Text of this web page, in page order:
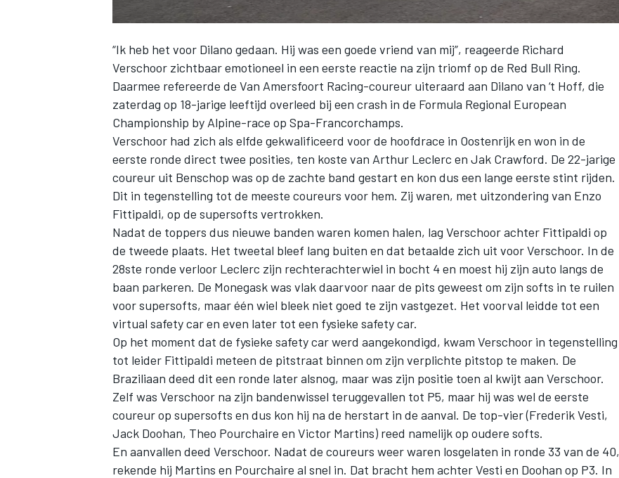
“Ik heb het voor Dilano gedaan. Hij was een goede vriend van mij”, reageerde Richard
Verschoor zichtbaar emotioneel in een eerste reactie na zijn triomf op de Red Bull Ring.
Daarmee refereerde de Van Amersfoort Racing-coureur uiteraard aan Dilano van ‘t Hoff, die
zaterdag op 18-jarige leeftijd overleed bij een crash in de Formula Regional European
Championship by Alpine-race op Spa-Francorchamps.
Verschoor had zich als elfde gekwalificeerd voor de hoofdrace in Oostenrijk en won in de
eerste ronde direct twee posities, ten koste van Arthur Leclerc en Jak Crawford. De 22-jarige
coureur uit Benschop was op de zachte band gestart en kon dus een lange eerste stint rijden.
Dit in tegenstelling tot de meeste coureurs voor hem. Zij waren, met uitzondering van Enzo
Fittipaldi, op de supersofts vertrokken.
Nadat de toppers dus nieuwe banden waren komen halen, lag Verschoor achter Fittipaldi op
de tweede plaats. Het tweetal bleef lang buiten en dat betaalde zich uit voor Verschoor. In de
28ste ronde verloor Leclerc zijn rechterachterwiel in bocht 4 en moest hij zijn auto langs de
baan parkeren. De Monegask was vlak daarvoor naar de pits geweest om zijn softs in te ruilen
voor supersofts, maar één wiel bleek niet goed te zijn vastgezet. Het voorval leidde tot een
virtual safety car en even later tot een fysieke safety car.
Op het moment dat de fysieke safety car werd aangekondigd, kwam Verschoor in tegenstelling
tot leider Fittipaldi meteen de pitstraat binnen om zijn verplichte pitstop te maken. De
Braziliaan deed dit een ronde later alsnog, maar was zijn positie toen al kwijt aan Verschoor.
Zelf was Verschoor na zijn bandenwissel teruggevallen tot P5, maar hij was wel de eerste
coureur op supersofts en dus kon hij na de herstart in de aanval. De top-vier (Frederik Vesti,
Jack Doohan, Theo Pourchaire en Victor Martins) reed namelijk op oudere softs.
En aanvallen deed Verschoor. Nadat de coureurs weer waren losgelaten in ronde 33 van de 40,
rekende hij Martins en Pourchaire al snel in. Dat bracht hem achter Vesti en Doohan op P3. In